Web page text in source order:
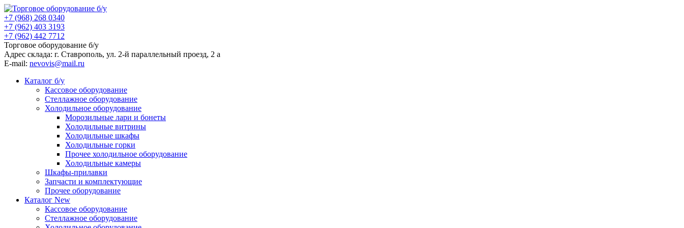
+7 (968) 268 0340
+7 (962) 403 3193
+7 (962) 442 7712
Торговое оборудование б/у
Адрес склада: г. Ставрополь, ул. 2-й параллельный проезд, 2 a
E-mail: nevovis@mail.ru
Каталог б/у
Кассовое оборудование
Стеллажное оборудование
Холодильное оборудование
Морозильные лари и бонеты
Холодильные витрины
Холодильные шкафы
Холодильные горки
Прочее холодильное оборудование
Холодильные камеры
Шкафы-прилавки
Запчасти и комплектующие
Прочее оборудование
Каталог New
Кассовое оборудование
Стеллажное оборудование